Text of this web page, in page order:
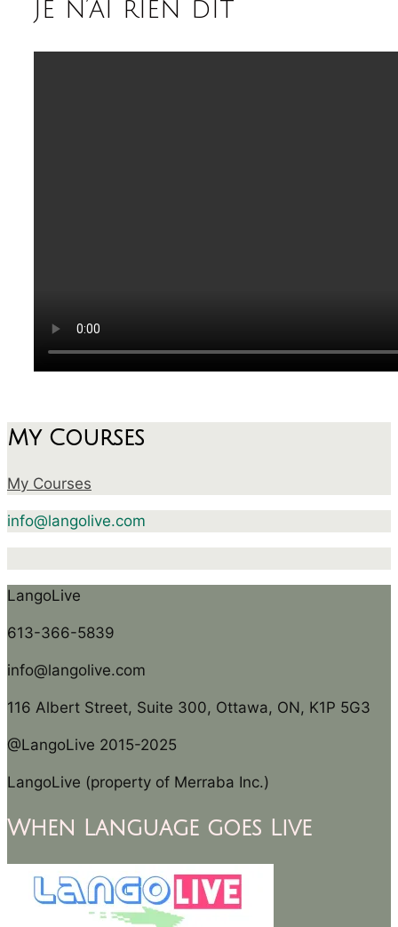
je n’ai rien dit
My Courses
My Courses
info@langolive.com
LangoLive
613-366-5839
info@langolive.com
116 Albert Street, Suite 300, Ottawa, ON, K1P 5G3
@LangoLive 2015-2025
LangoLive (property of Merraba Inc.)
When Language goes Live